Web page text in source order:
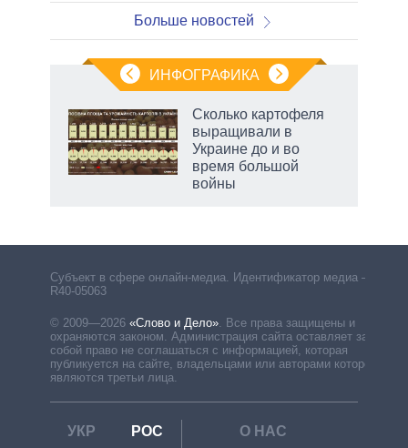
Больше новостей
ИНФОГРАФИКА
Сколько картофеля
выращивали в
Украине до и во
время большой
войны
Субъект в сфере онлайн-медиа. Идентификатор медиа –
R40-05063
© 2009—2026 «Слово и Дело» Все права защищены и
охраняются законом. Администрация сайта оставляет за
собой право не соглашаться с информацией, которая
публикуется на сайте, владельцами или авторами которой
являются третьи лица.
УКР РОС
О НАС